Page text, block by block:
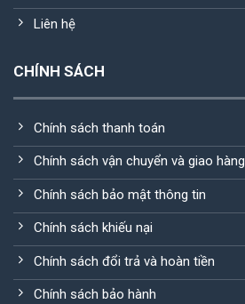
Liên hệ
CHÍNH SÁCH
Chính sách thanh toán
Chính sách vận chuyển và giao hàng
Chính sách bảo mật thông tin
Chính sách khiếu nại
Chính sách đổi trả và hoàn tiền
Chính sách bảo hành